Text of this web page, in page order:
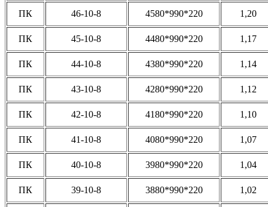
ПК 46-10-8 4580*990*220 1,20
ПК 45-10-8 4480*990*220 1,17
ПК 44-10-8 4380*990*220 1,14
ПК 43-10-8 4280*990*220 1,12
ПК 42-10-8 4180*990*220 1,10
ПК 41-10-8 4080*990*220 1,07
ПК 40-10-8 3980*990*220 1,04
ПК 39-10-8 3880*990*220 1,02